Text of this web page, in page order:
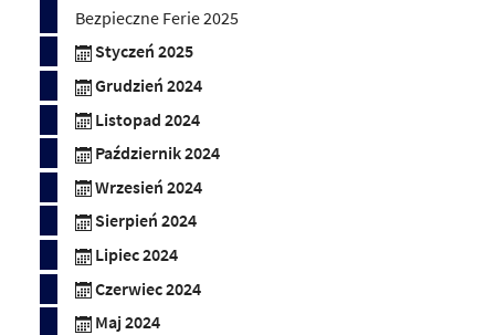
Bezpieczne Ferie 2025
Styczeń 2025
Grudzień 2024
Listopad 2024
Październik 2024
Wrzesień 2024
Sierpień 2024
Lipiec 2024
Czerwiec 2024
Maj 2024